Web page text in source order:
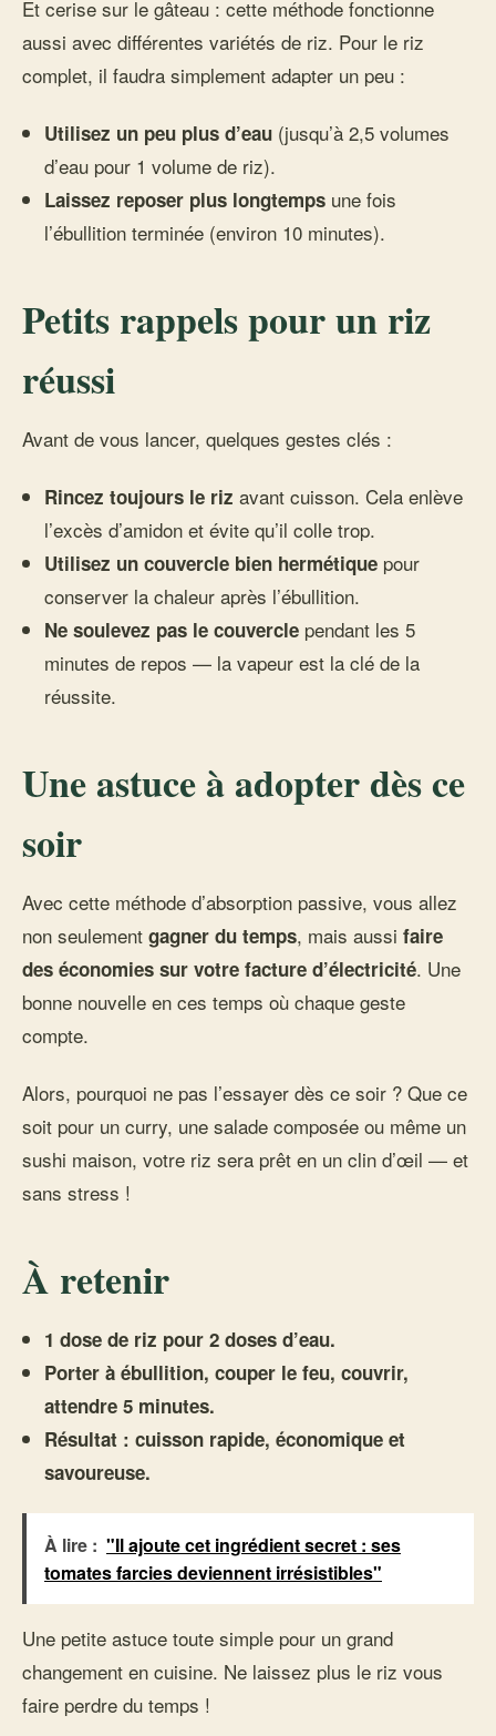
Et cerise sur le gâteau : cette méthode fonctionne
aussi avec différentes variétés de riz. Pour le riz
complet, il faudra simplement adapter un peu :
Utilisez un peu plus d’eau (jusqu’à 2,5 volumes
d’eau pour 1 volume de riz).
Laissez reposer plus longtemps une fois
l’ébullition terminée (environ 10 minutes).
Petits rappels pour un riz
réussi
Avant de vous lancer, quelques gestes clés :
Rincez toujours le riz avant cuisson. Cela enlève
l’excès d’amidon et évite qu’il colle trop.
Utilisez un couvercle bien hermétique pour
conserver la chaleur après l’ébullition.
Ne soulevez pas le couvercle pendant les 5
minutes de repos — la vapeur est la clé de la
réussite.
Une astuce à adopter dès ce
soir
Avec cette méthode d’absorption passive, vous allez
non seulement gagner du temps, mais aussi faire
des économies sur votre facture d’électricité. Une
bonne nouvelle en ces temps où chaque geste
compte.
Alors, pourquoi ne pas l’essayer dès ce soir ? Que ce
soit pour un curry, une salade composée ou même un
sushi maison, votre riz sera prêt en un clin d’œil — et
sans stress !
À retenir
1 dose de riz pour 2 doses d’eau.
Porter à ébullition, couper le feu, couvrir,
attendre 5 minutes.
Résultat : cuisson rapide, économique et
savoureuse.
À lire : "Il ajoute cet ingrédient secret : ses
tomates farcies deviennent irrésistibles"
Une petite astuce toute simple pour un grand
changement en cuisine. Ne laissez plus le riz vous
faire perdre du temps !